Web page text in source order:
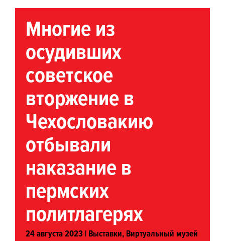
Многие из
осудивших
советское
вторжение в
Чехословакию
отбывали
наказание в
пермских
политлагерях
24 августа 2023 | Выставки, Виртуальный музей